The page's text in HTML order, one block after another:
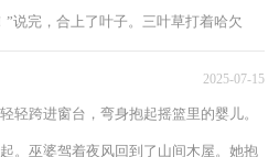
说完，合上了叶子。三叶草打着哈欠
2025-07-15
轻跨进窗台，弯身抱起摇篮里的婴儿。
。巫婆驾着夜风回到了山间木屋。她抱